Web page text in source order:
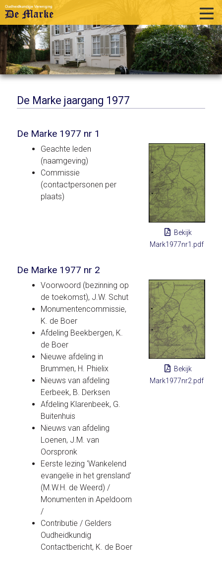
home
historie
activiteiten
contact
De Marke jaargang 1977
De Marke 1977 nr 1
Bekijk
Mark1977nr1.pdf
Geachte leden
(naamgeving)
Commissie
(contactpersonen per
plaats)
De Marke 1977 nr 2
Bekijk
Mark1977nr2.pdf
Voorwoord (bezinning op
de toekomst), J.W. Schut
Monumentencommissie,
K. de Boer
Afdeling Beekbergen, K.
de Boer
Nieuwe afdeling in
Brummen, H. Phielix
Nieuws van afdeling
Eerbeek, B. Derksen
Afdeling Klarenbeek, G.
Buitenhuis
Nieuws van afdeling
Loenen, J.M. van
Oorspronk
Eerste lezing ‘Wankelend
evangelie in het grensland’
(M.W.H. de Weerd) /
Monumenten in Apeldoorn
/
Contributie / Gelders
Oudheidkundig
Contactbericht, K. de Boer